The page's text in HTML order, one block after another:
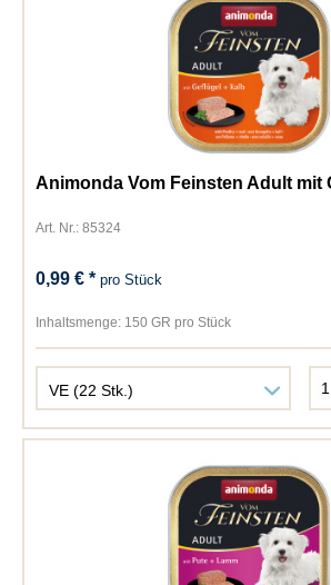
Animonda Vom Feinsten Adult mit
Art. Nr.: 85324
0,99 € *pro Stück
Inhaltsmenge: 150 GR pro Stück